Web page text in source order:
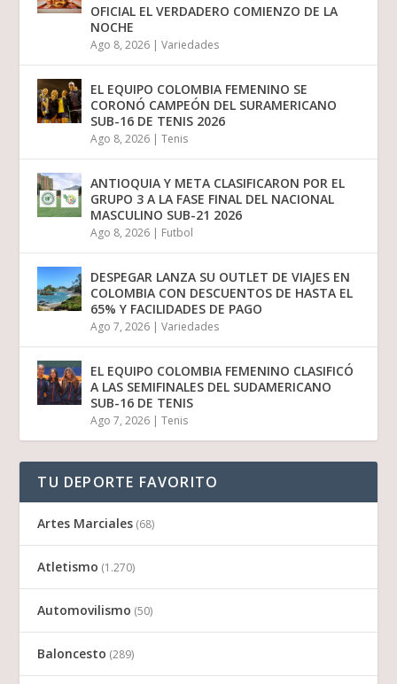
OFICIAL EL VERDADERO COMIENZO DE LA
NOCHE
Ago 8, 2026 |Variedades
EL EQUIPO COLOMBIA FEMENINO SE
CORONÓ CAMPEÓN DEL SURAMERICANO
SUB-16 DE TENIS 2026
Ago 8, 2026 |Tenis
ANTIOQUIA Y META CLASIFICARON POR EL
GRUPO 3 A LA FASE FINAL DEL NACIONAL
MASCULINO SUB-21 2026
Ago 8, 2026 | Futbol
DESPEGAR LANZA SU OUTLET DE VIAJES EN
COLOMBIA CON DESCUENTOS DE HASTA EL
65% Y FACILIDADES DE PAGO
Ago 7, 2026 |Variedades
EL EQUIPO COLOMBIA FEMENINO CLASIFICÓ
A LAS SEMIFINALES DEL SUDAMERICANO
SUB-16 DE TENIS
Ago 7, 2026 |Tenis
TU DEPORTE FAVORITO
Artes Marciales (68)
Atletismo (1.270)
Automovilismo (50)
Baloncesto (289)